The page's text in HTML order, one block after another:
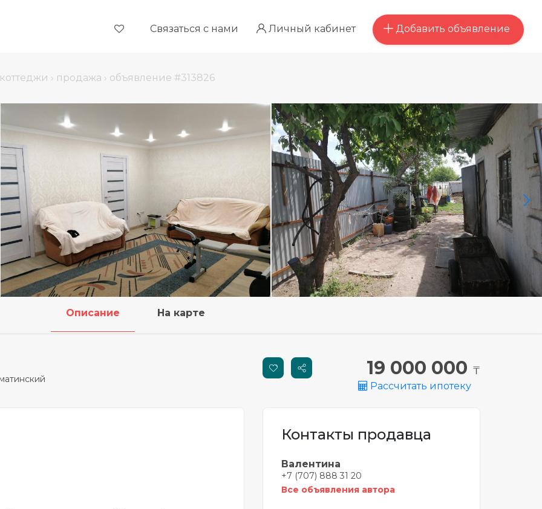
Связаться с нами Личный кабинет Добавить объявление
› продажа › объявление #313826
Описание На карте
19 000 000 ₸
Рассчитать ипотеку
Контакты продавца
Валентина
+7 (707) 888 31 20
Все объявления автора